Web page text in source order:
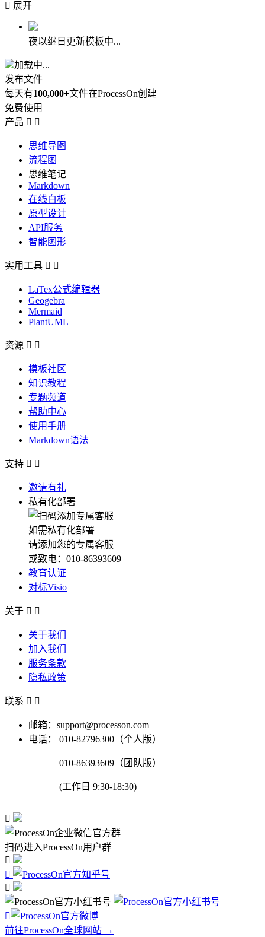
 展开
夜以继日更新模板中...
加载中...
发布文件
每天有100,000+文件在ProcessOn创建
免费使用
产品  
思维导图
流程图
思维笔记
Markdown
在线白板
原型设计
API服务
智能图形
实用工具  
LaTex公式编辑器
Geogebra
Mermaid
PlantUML
资源  
模板社区
知识教程
专题频道
帮助中心
使用手册
Markdown语法
支持  
邀请有礼
私有化部署
如需私有化部署
请添加您的专属客服
或致电：010-86393609
教育认证
对标Visio
关于  
关于我们
加入我们
服务条款
隐私政策
联系  
邮箱：support@processon.com
电话：
010-82796300（个人版）
010-86393609（团队版）
(工作日 9:30-18:30)

扫码进入ProcessOn用户群




前往ProcessOn全球网站 →